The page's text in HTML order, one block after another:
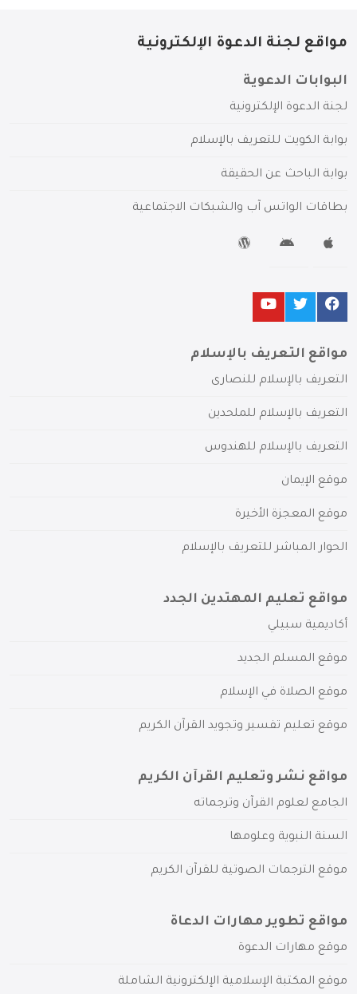
مواقع لجنة الدعوة الإلكترونية
البوابات الدعوية
لجنة الدعوة الإلكترونية
بوابة الكويت للتعريف بالإسلام
بوابة الباحث عن الحقيقة
بطاقات الواتس آب والشبكات الاجتماعية
مواقع التعريف بالإسلام
التعريف بالإسلام للنصارى
التعريف بالإسلام للملحدين
التعريف بالإسلام للهندوس
موقع الإيمان
موقع المعجزة الأخيرة
الحوار المباشر للتعريف بالإسلام
مواقع تعليم المهتدين الجدد
أكاديمية سبيلي
موقع المسلم الجديد
موقع الصلاة في الإسلام
موقع تعليم تفسير وتجويد القرآن الكريم
مواقع نشر وتعليم القرآن الكريم
الجامع لعلوم القرآن وترجماته
السنة النبوية وعلومها
موقع الترجمات الصوتية للقرآن الكريم
مواقع تطوير مهارات الدعاة
موقع مهارات الدعوة
موقع المكتبة الإسلامية الإلكترونية الشاملة